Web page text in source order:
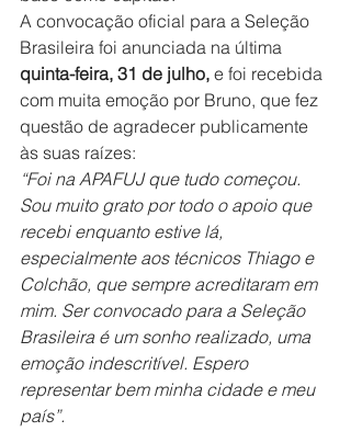
A convocação oficial para a Seleção
Brasileira foi anunciada na última
quinta-feira, 31 de julho, e foi recebida
com muita emoção por Bruno, que fez
questão de agradecer publicamente
às suas raízes:
“Foi na APAFUJ que tudo começou.
Sou muito grato por todo o apoio que
recebi enquanto estive lá,
especialmente aos técnicos Thiago e
Colchão, que sempre acreditaram em
mim. Ser convocado para a Seleção
Brasileira é um sonho realizado, uma
emoção indescritível. Espero
representar bem minha cidade e meu
país”.